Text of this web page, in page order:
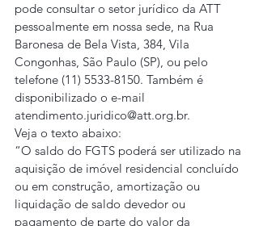
pode consultar o setor jurídico da ATT
pessoalmente em nossa sede, na Rua
Baronesa de Bela Vista, 384, Vila
Congonhas, São Paulo (SP), ou pelo
telefone (11) 5533-8150. Também é
disponibilizado o e-mail
atendimento.juridico@att.org.br.
Veja o texto abaixo:
“O saldo do FGTS poderá ser utilizado na
aquisição de imóvel residencial concluído
ou em construção, amortização ou
liquidação de saldo devedor ou
pagamento de parte do valor da